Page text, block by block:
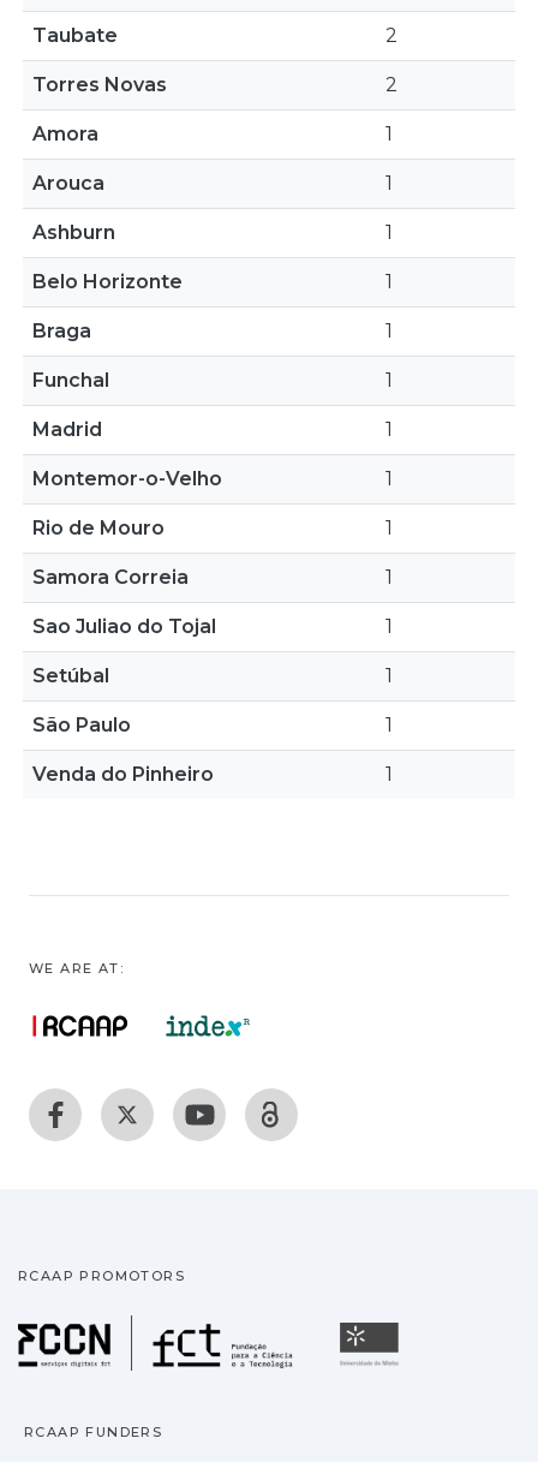
Taubate 2
Torres Novas 2
Amora 1
Arouca 1
Ashburn 1
Belo Horizonte 1
Braga 1
Funchal 1
Madrid 1
Montemor-o-Velho 1
Rio de Mouro 1
Samora Correia 1
Sao Juliao do Tojal 1
Setúbal 1
São Paulo 1
Venda do Pinheiro 1
WE ARE AT:
RCAAP PROMOTORS
Fundação para a
RCAAP FUNDERS